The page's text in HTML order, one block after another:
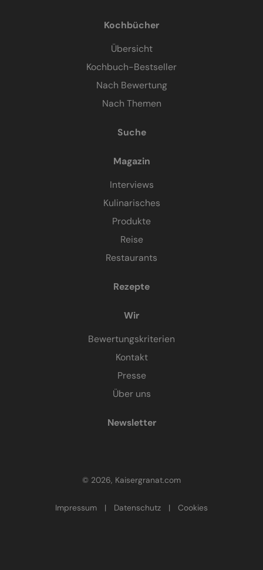
Kochbücher
Übersicht
Kochbuch-Bestseller
Nach Bewertung
Nach Themen
Suche
Magazin
Interviews
Kulinarisches
Produkte
Reise
Restaurants
Rezepte
Wir
Bewertungskriterien
Kontakt
Presse
Über uns
Newsletter
© 2026, Kaisergranat.com
Impressum | Datenschutz | Cookies